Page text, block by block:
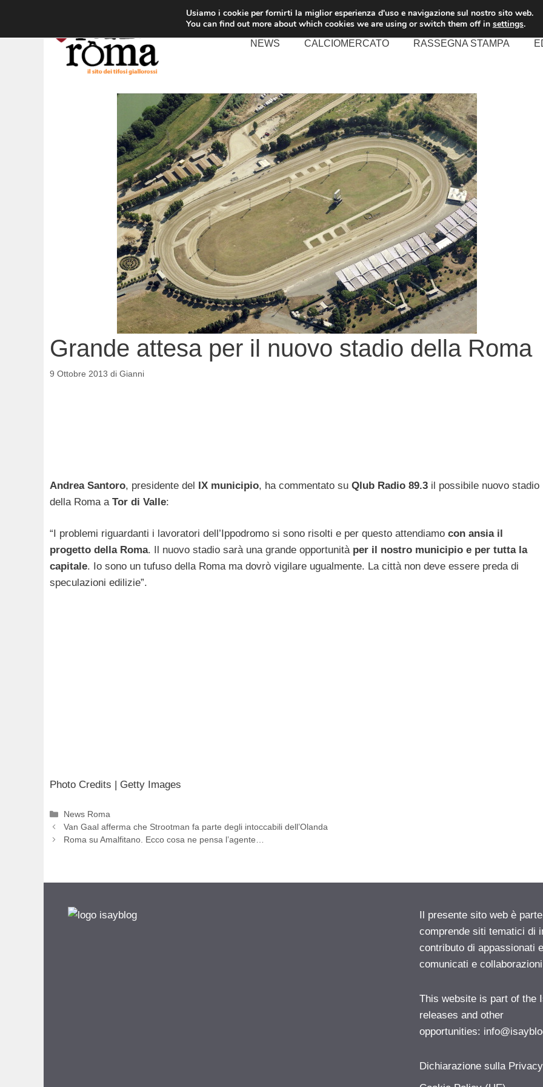
contenuto
NEWS CALCIOMERCATO RASSEGNA STAMPA
Grande attesa per il nuovo stadio della Roma
9 Ottobre 2013 di Gianni
Andrea Santoro, presidente del IX municipio, ha commentato su Qlub Radio 89.3 il possibile nuovo stadio
della Roma a Tor di Valle:
“I problemi riguardanti i lavoratori dell’Ippodromo si sono risolti e per questo attendiamo con ansia il
progetto della Roma. Il nuovo stadio sarà una grande opportunità per il nostro municipio e per tutta la
capitale. Io sono un tufuso della Roma ma dovrò vigilare ugualmente. La città non deve essere preda di
speculazioni edilizie”.
Photo Credits | Getty Images
Categorie
News Roma
Van Gaal afferma che Strootman fa parte degli intoccabili dell’Olanda
Roma su Amalfitano. Ecco cosa ne pensa l’agente…
Il presente sito web è
comprende siti tematici di
contributo di appassionati
comunicati e
This website is part of the
releases and other
opportunities:
Dichiarazione sulla
Usiamo i cookie per fornirti la miglior esperienza d'uso e navigazione sul nostro sito web.
You can find out more about which cookies we are using or switch them off in settings.